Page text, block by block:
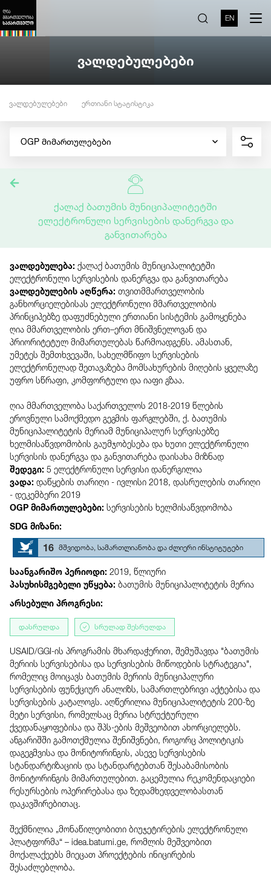
EN
ვალდებულებები
ვალდებულებები ერთიანი სტატისტიკა
OGP მიმართულებები
ქალაქ ბათუმის მუნიციპალიტეტში
ელექტრონული სერვისების დანერგვა და
განვითარება
ვალდებულება: ქალაქ ბათუმის მუნიციპალიტეტში
ელექტრონული სერვისების დანერგვა და განვითარება
ვალდებულების აღწერა: თვითმმართველობის
განხორციელებისას ელექტრონული მმართველობის
პრინციპებზე დაფუძნებული ერთიანი სისტემის გამოყენება
ღია მმართველობის ერთ–ერთ მნიშვნელოვან და
პრიორიტეტულ მიმართულებას წარმოადგენს. ამასთან,
უმეტეს შემთხვევაში, სახელმწიფო სერვისების
ელექტრონულად შეთავაზება მომსახურების მიღების ყველაზე
უფრო სწრაფი, კომფორტული და იაფი გზაა.
ღია მმართველობა საქართველოს 2018-2019 წლების
ეროვნული სამოქმედო გეგმის ფარგლებში, ქ. ბათუმის
მუნიციპალიტეტის მერიამ მუნიციპალურ სერვისებზე
ხელმისაწვდომობის გაუმჯობესება და ხუთი ელექტრონული
სერვისის დანერგვა და განვითარება დაისახა მიზნად
შედეგი: 5 ელექტრონული სერვისი დანერგილია
ვადა: დაწყების თარიღი - ივლისი 2018, დასრულების თარიღი
- დეკემბერი 2019
OGP მიმართულებები: სერვისების ხელმისაწვდომობა
SDG მიზანი:
16 მშვიდობა, სამართლიანობა და ძლიერი ინსტიტუტები
საანგარიშო პერიოდი: 2019, წლიური
პასუხისმგებელი უწყება: ბათუმის მუნიციპალიტეტის მერია
არსებული პროგრესი:
დასრულდა სრულად შესრულდა
USAID/GGI-ის პროგრამის მხარდაჭერით, შემუშავდა "ბათუმის
მერიის სერვისებისა და სერვისების მიწოდების სტრატეგია",
რომელიც მოიცავს ბათუმის მერიის მუნიციპალური
სერვისების ფუნქციურ ანალიზს, სამართლებრივი აქტებისა და
სერვისების კატალოგს. აღწერილია მუნიციპალიტეტის 200-ზე
მეტი სერვისი, რომელსაც მერია სტრუქტურული
ქვედანაყოფებისა და შპს-ების მეშვეობით ახორციელებს.
ანგარიშში გამოთქმულია შენიშვნები, როგორც პოლიტიკის
დაგეგმვისა და მონიტორინგის, ასევე სერვისების
სტანდარტიზაციის და სტანდარტებთან შესაბამისობის
მონიტორინგის მიმართულებით. გაცემულია რეკომენდაციები
რესურსების ოპერირებასა და ზედამხედველობასთან
დაკავშირებითაც.
შექმნილია „მონაწილეობითი ბიუჯეტირების ელექტრონული
პლატფორმა“ – idea.batumi.ge, რომლის მეშვეობით
მოქალაქეებს მიეცათ პროექტების ინიცირების
შესაძლებლობა.